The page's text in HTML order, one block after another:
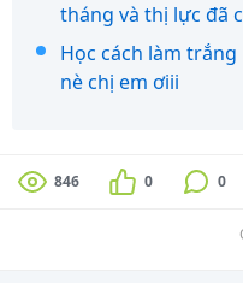
tháng và thị lực đã
Học cách làm
nè chị em ơiii
846 0 0